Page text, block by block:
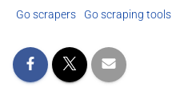
Go scrapers
Go scraping tools